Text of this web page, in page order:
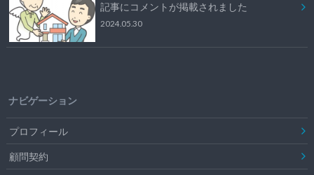
記事にコメントが掲載されました
2024.05.30
ナビゲーション
プロフィール
顧問契約